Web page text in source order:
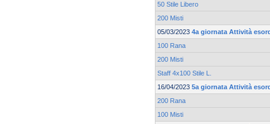
50 Stile Libero
200 Misti
05/03/2023 4a giornata Attività
100 Rana
200 Misti
Staff 4x100 Stile L.
16/04/2023 5a giornata Attività
200 Rana
100 Misti